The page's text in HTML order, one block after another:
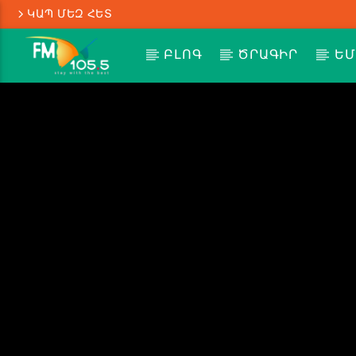
ԿԱՊ ՄԵԶ ՀԵՏ
ԲԼՈԳ ԾՐԱԳԻՐ